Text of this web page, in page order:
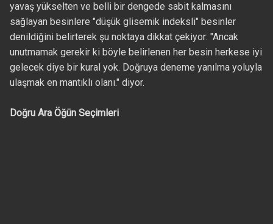
yavaş yükselten ve belli bir dengede sabit kalmasını
sağlayan besinlere "düşük glisemik indeksli" besinler
denildiğini belirterek şu noktaya dikkat çekiyor: "Ancak
unutmamak gerekir ki böyle belirlenen her besin herkese iyi
gelecek diye bir kural yok. Doğruya deneme yanılma yoluyla
ulaşmak en mantıklı olanı." diyor.
Doğru Ara Öğün Seçimleri